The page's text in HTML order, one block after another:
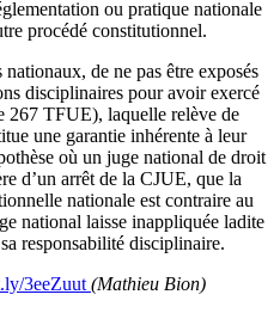
ou pratique nationale
procédé constitutionnel.
de ne pas être exposés
disciplinaires pour avoir exercé
267 TFUE), laquelle relève de
une garantie inhérente à leur
où un juge national de droit
d’un arrêt de la CJUE, que la
nationale est contraire au
national laisse inappliquée ladite
responsabilité disciplinaire.
3eeZuut (Mathieu Bion)